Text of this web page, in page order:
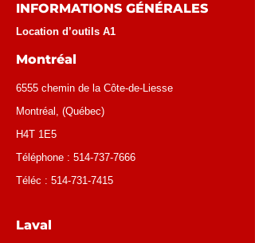
INFORMATIONS GÉNÉRALES
Location d’outils A1
Montréal
6555 chemin de la Côte-de-Liesse
Montréal , (Québec)
H4T 1E5
Téléphone : 514-737-7666
Téléc : 514-731-7415
Laval